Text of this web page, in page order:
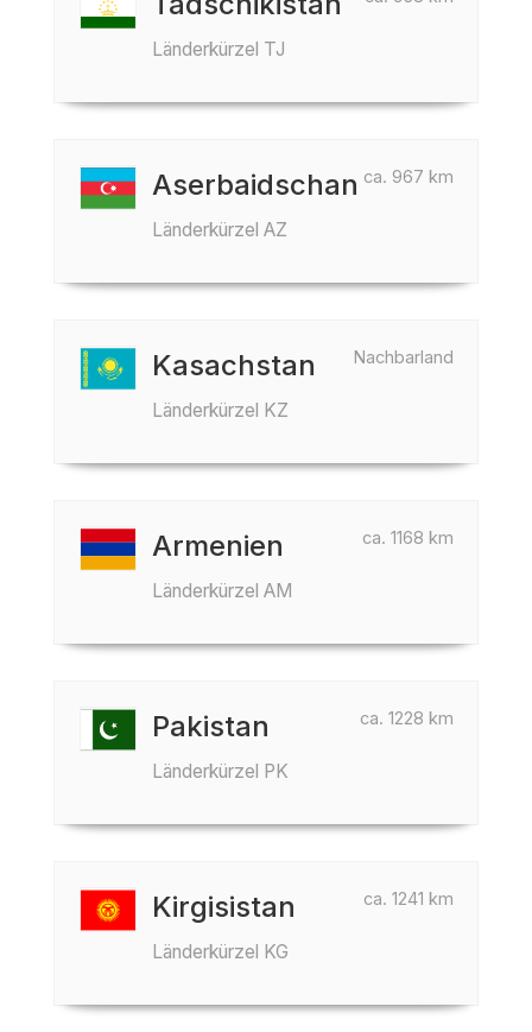
Länderkürzel TJ
ca. 967 km
Aserbaidschan
Länderkürzel AZ
Nachbarland
Kasachstan
Länderkürzel KZ
ca. 1168 km
Armenien
Länderkürzel AM
ca. 1228 km
Pakistan
Länderkürzel PK
ca. 1241 km
Kirgisistan
Länderkürzel KG